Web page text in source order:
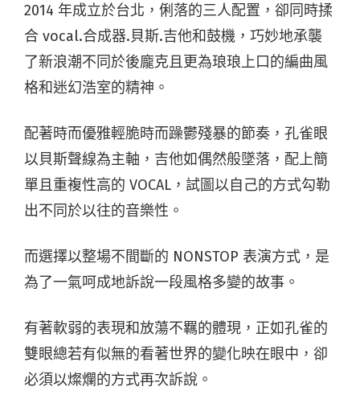
2014 年成立於台北，俐落的三人配置，卻同時揉
合 vocal.合成器.貝斯.吉他和鼓機，巧妙地承襲
了新浪潮不同於後龐克且更為琅琅上口的編曲風
格和迷幻浩室的精神。
配著時而優雅輕脆時而躁鬱殘暴的節奏，孔雀眼
以貝斯聲線為主軸，吉他如偶然般墜落，配上簡
單且重複性高的 VOCAL，試圖以自己的方式勾勒
出不同於以往的音樂性。
而選擇以整場不間斷的 NONSTOP 表演方式，是
為了一氣呵成地訴說一段風格多變的故事。
有著軟弱的表現和放蕩不羈的體現，正如孔雀的
雙眼總若有似無的看著世界的變化映在眼中，卻
必須以燦爛的方式再次訴說。